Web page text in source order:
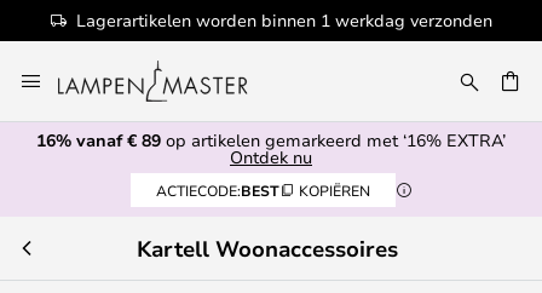
Lagerartikelen worden binnen 1 werkdag verzonden
naar
de
inhoud
16% vanaf € 89 op artikelen gemarkeerd met ‘16% EXTRA’
Ontdek nu
ACTIECODE:BEST KOPIËREN
Kartell Woonaccessoires